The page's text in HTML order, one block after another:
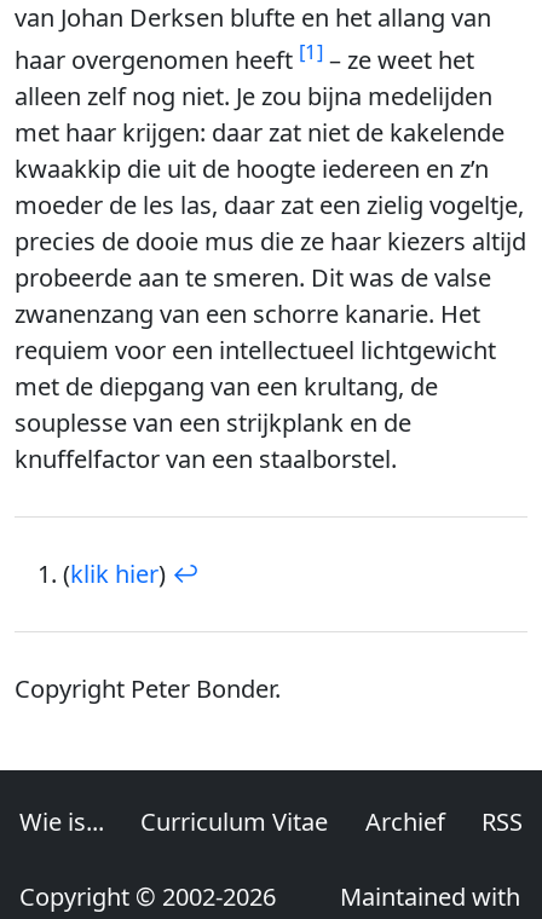
van Johan Derksen blufte en het allang van
haar overgenomen heeft [1] – ze weet het
alleen zelf nog niet. Je zou bijna medelijden
met haar krijgen: daar zat niet de kakelende
kwaakkip die uit de hoogte iedereen en z’n
moeder de les las, daar zat een zielig vogeltje,
precies de dooie mus die ze haar kiezers altijd
probeerde aan te smeren. Dit was de valse
zwanenzang van een schorre kanarie. Het
requiem voor een intellectueel lichtgewicht
met de diepgang van een krultang, de
souplesse van een strijkplank en de
knuffelfactor van een staalborstel.
(klik hier) ↩︎
Copyright Peter Bonder.
Wie is... Curriculum Vitae Archief RSS
Copyright © 2002-2026
Maintained with